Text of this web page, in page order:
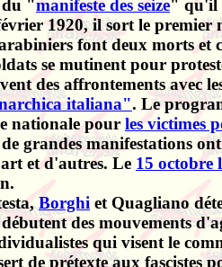
du "manifeste des seize" qu'il
1920, il sort le
font deux morts et
se mutinent pour
des affrontements avec
italiana". Le
nationale pour les victimes
de grandes manifestations
et d'autres. Le 15 octobre
Borghi et Quagliano
des mouvements
qui visent le
de prétexte aux